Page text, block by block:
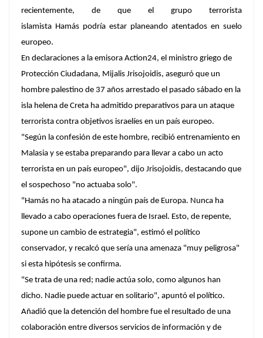
recientemente, de que el grupo terrorista
islamista Hamás podría estar planeando atentados en suelo
europeo.
En declaraciones a la emisora Action24, el ministro griego de
Protección Ciudadana, Mijalis Jrisojoidis, aseguró que un
hombre palestino de 37 años arrestado el pasado sábado en la
isla helena de Creta ha admitido preparativos para un ataque
terrorista contra objetivos israelíes en un país europeo.
"Según la confesión de este hombre, recibió entrenamiento en
Malasia y se estaba preparando para llevar a cabo un acto
terrorista en un país europeo", dijo Jrisojoidis, destacando que
el sospechoso "no actuaba solo".
"Hamás no ha atacado a ningún país de Europa. Nunca ha
llevado a cabo operaciones fuera de Israel. Esto, de repente,
supone un cambio de estrategia", estimó el político
conservador, y recalcó que sería una amenaza "muy peligrosa"
si esta hipótesis se confirma.
"Se trata de una red; nadie actúa solo, como algunos han
dicho. Nadie puede actuar en solitario", apuntó el político.
Añadió que la detención del hombre fue el resultado de una
colaboración entre diversos servicios de información y de